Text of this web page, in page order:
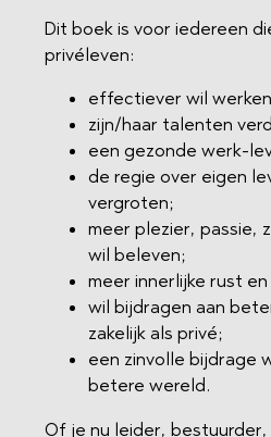
Dit boek is voor iedereen
privéleven:
effectiever wil
zijn/haar talenten
een gezonde werk-
de regie over eigen
vergroten;
meer plezier, passie,
wil beleven;
meer innerlijke rust
wil bijdragen aan
zakelijk als privé;
een zinvolle bijdrage
betere wereld.
Of je nu leider,